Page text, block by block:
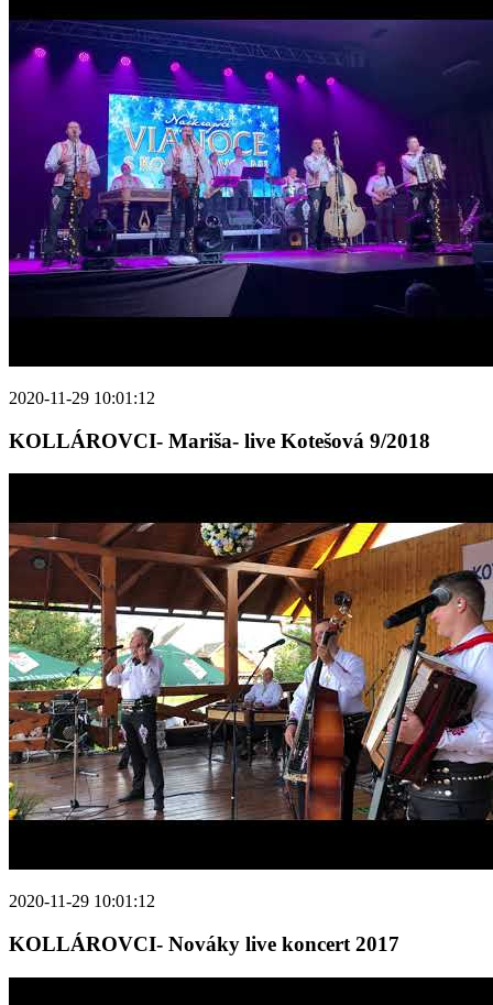
2020-11-29 10:01:12
KOLLÁROVCI- Mariša- live Kotešová 9/2018
2020-11-29 10:01:12
KOLLÁROVCI- Nováky live koncert 2017